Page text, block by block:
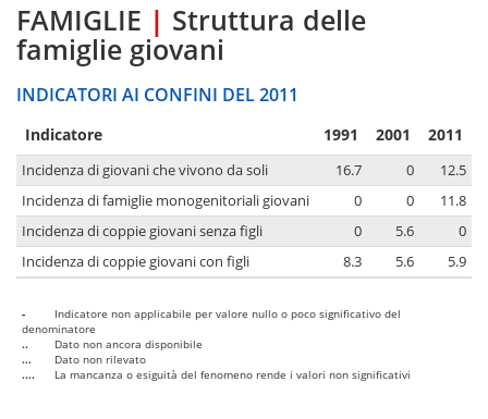
FAMIGLIE | Struttura delle
famiglie giovani
INDICATORI AI CONFINI DEL 2011
Indicatore 1991 2001 2011
Incidenza di giovani che vivono da soli 16.7 0
12.5
Incidenza di famiglie monogenitoriali giovani
0 0
11.8
Incidenza di coppie giovani senza figli
0 5.6
0
Incidenza di coppie giovani con figli
8.3 5.6 5.9
-
Indicatore non applicabile per valore nullo o poco significativo del
denominatore
..
Dato non ancora disponibile
...
Dato non rilevato
....
La mancanza o esiguità del fenomeno rende i valori non significativi